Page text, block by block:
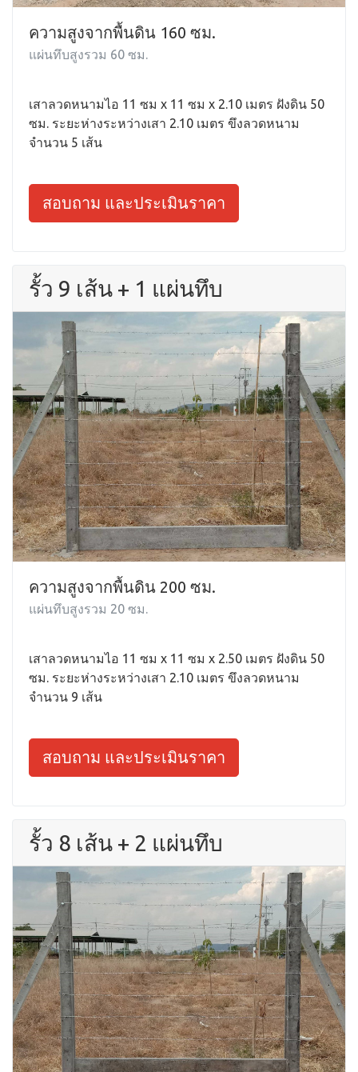
ความสูงจากพื้นดิน 160 ซม.
แผ่นทึบสูงรวม 60 ซม.
เสาลวดหนามไอ 11 ซม x 11 ซม x 2.10 เมตร ฝังดิน 50
ซม. ระยะห่างระหว่างเสา 2.10 เมตร ขึงลวดหนาม
จำนวน 5 เส้น
สอบถาม และประเมินราคา
รั้ว 9 เส้น + 1 แผ่นทึบ
ความสูงจากพื้นดิน 200 ซม.
แผ่นทึบสูงรวม 20 ซม.
เสาลวดหนามไอ 11 ซม x 11 ซม x 2.50 เมตร ฝังดิน 50
ซม. ระยะห่างระหว่างเสา 2.10 เมตร ขึงลวดหนาม
จำนวน 9 เส้น
สอบถาม และประเมินราคา
รั้ว 8 เส้น + 2 แผ่นทึบ